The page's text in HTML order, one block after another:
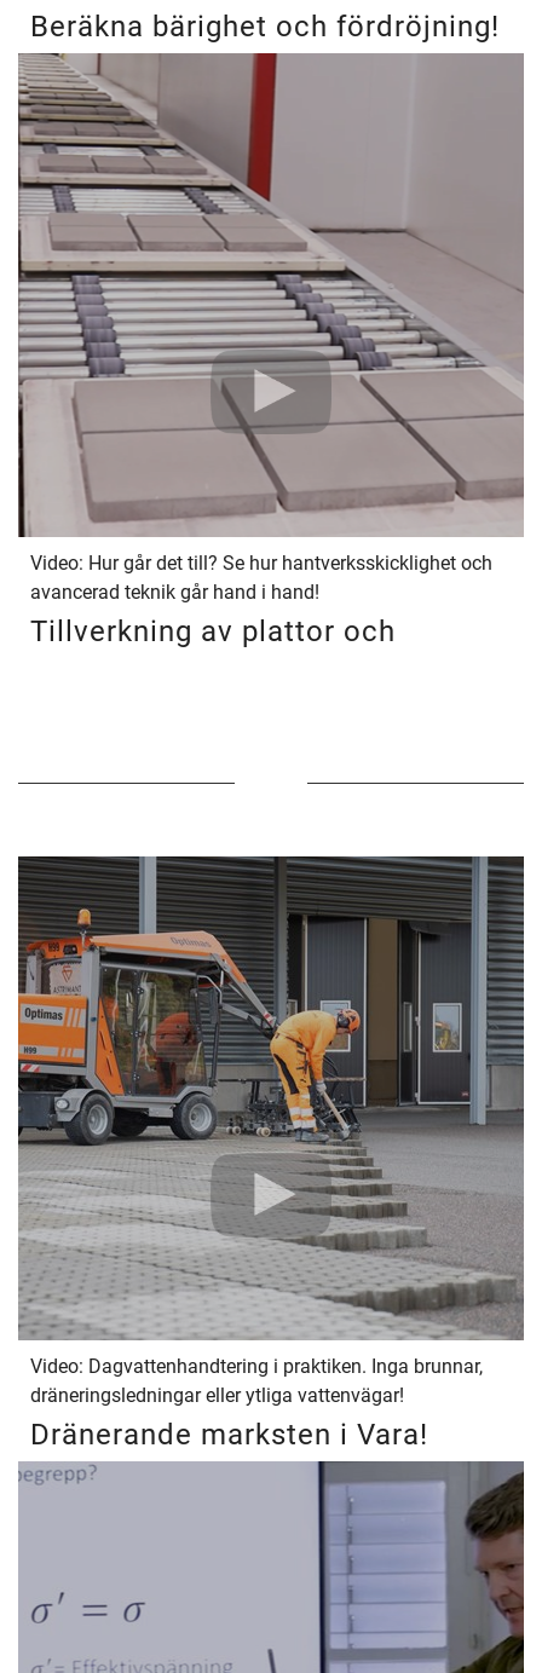
Beräkna bärighet och fördröjning!
Video: Hur går det till? Se hur hantverksskicklighet och
avancerad teknik går hand i hand!
Tillverkning av plattor och
Video: Dagvattenhandtering i praktiken. Inga brunnar,
dräneringsledningar eller ytliga vattenvägar!
Dränerande marksten i Vara!